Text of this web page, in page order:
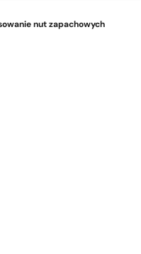
nut zapachowych